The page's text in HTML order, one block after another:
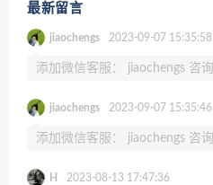
最新留言
jiaochengs 2023-09-07 15:35:58
添加微信客服： jiaochengs 咨询
jiaochengs 2023-09-07 15:35:46
添加微信客服： jiaochengs 咨询
H 2023-08-13 17:47:36